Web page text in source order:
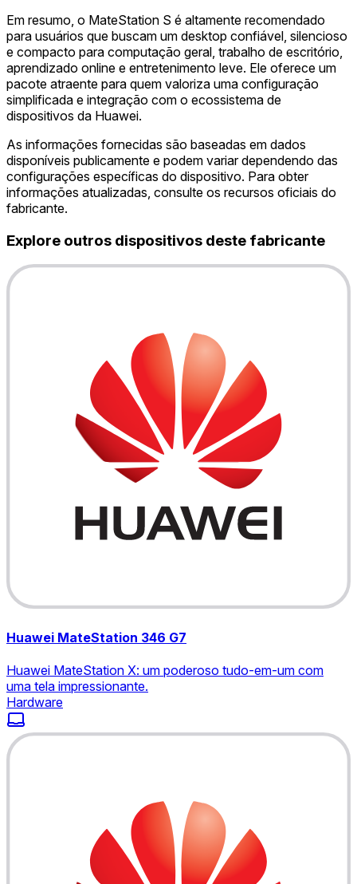
Em resumo, o MateStation S é altamente recomendado
para usuários que buscam um desktop confiável, silencioso
e compacto para computação geral, trabalho de escritório,
aprendizado online e entretenimento leve. Ele oferece um
pacote atraente para quem valoriza uma configuração
simplificada e integração com o ecossistema de
dispositivos da Huawei.
As informações fornecidas são baseadas em dados
disponíveis publicamente e podem variar dependendo das
configurações específicas do dispositivo. Para obter
informações atualizadas, consulte os recursos oficiais do
fabricante.
Explore outros dispositivos deste fabricante
Huawei MateStation 346 G7
Huawei MateStation X: um poderoso tudo-em-um com
uma tela impressionante.
Hardware